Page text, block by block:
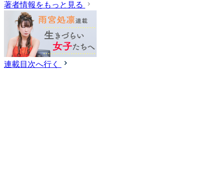
著者情報をもっと見る
連載目次へ行く